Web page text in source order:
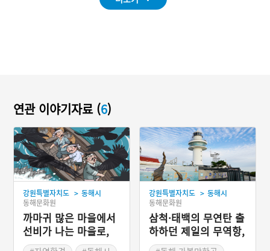
연관 이야기자료 (6)
강원특별자치도 > 동해시
동해문화원
까마귀 많은 마을에서
선비가 나는 마을로,
동해 묵호동
강원특별자치도 > 동해시
동해문화원
삼척·태백의 무연탄 출
하하던 제일의 무역항,
동해 묵호항